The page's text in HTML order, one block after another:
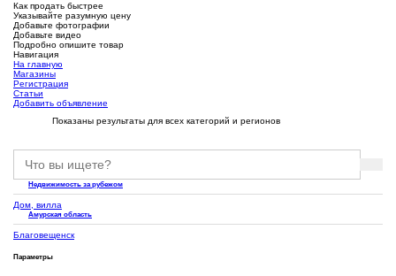
Как продать быстрее
Указывайте разумную цену
Добавьте фотографии
Добавьте видео
Подробно опишите товар
Навигация
На главную
Магазины
Регистрация
Статьи
Добавить объявление
Показаны результаты для всех категорий и регионов
Недвижимость за рубежом
Дом, вилла
Амурская область
Благовещенск
Параметры